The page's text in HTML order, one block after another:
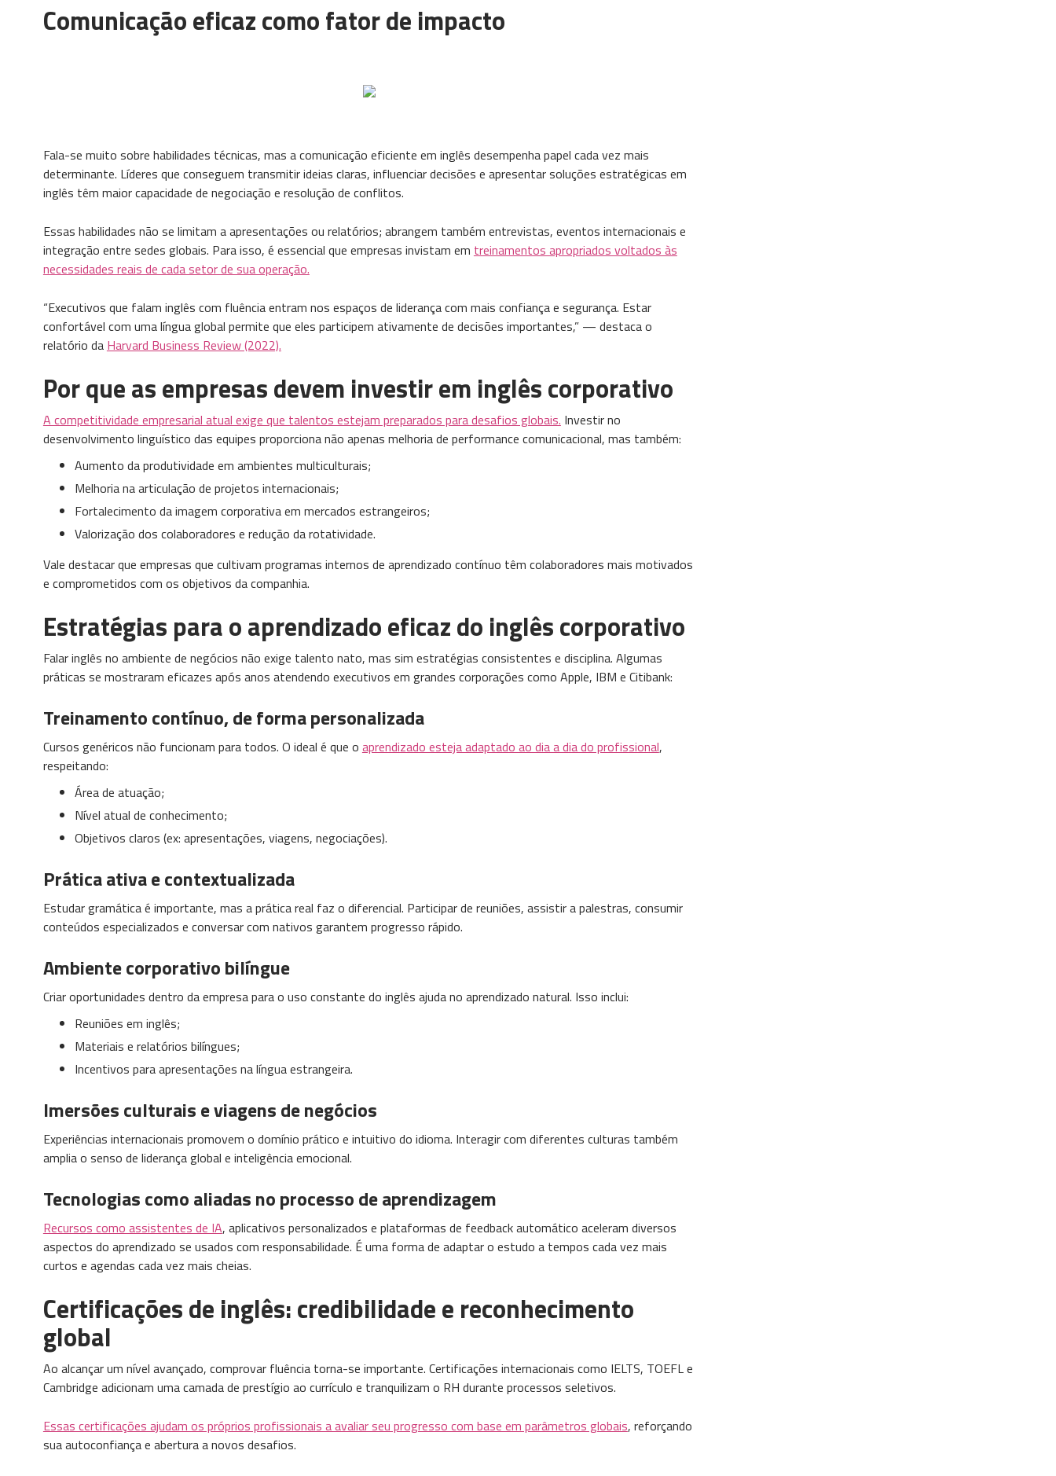
Comunicação eficaz como fator de impacto
Fala-se muito sobre habilidades técnicas, mas a comunicação eficiente em inglês desempenha papel cada vez mais
determinante. Líderes que conseguem transmitir ideias claras, influenciar decisões e apresentar soluções estratégicas em
inglês têm maior capacidade de negociação e resolução de conflitos.
Essas habilidades não se limitam a apresentações ou relatórios; abrangem também entrevistas, eventos internacionais e
integração entre sedes globais. Para isso, é essencial que empresas invistam em treinamentos apropriados voltados às
necessidades reais de cada setor de sua operação.
“Executivos que falam inglês com fluência entram nos espaços de liderança com mais confiança e segurança. Estar
confortável com uma língua global permite que eles participem ativamente de decisões importantes,” — destaca o
relatório da Harvard Business Review (2022).
Por que as empresas devem investir em inglês corporativo
A competitividade empresarial atual exige que talentos estejam preparados para desafios globais. Investir no
desenvolvimento linguístico das equipes proporciona não apenas melhoria de performance comunicacional, mas também:
Aumento da produtividade em ambientes multiculturais;
Melhoria na articulação de projetos internacionais;
Fortalecimento da imagem corporativa em mercados estrangeiros;
Valorização dos colaboradores e redução da rotatividade.
Vale destacar que empresas que cultivam programas internos de aprendizado contínuo têm colaboradores mais motivados
e comprometidos com os objetivos da companhia.
Estratégias para o aprendizado eficaz do inglês corporativo
Falar inglês no ambiente de negócios não exige talento nato, mas sim estratégias consistentes e disciplina. Algumas
práticas se mostraram eficazes após anos atendendo executivos em grandes corporações como Apple, IBM e Citibank:
Treinamento contínuo, de forma personalizada
Cursos genéricos não funcionam para todos. O ideal é que o aprendizado esteja adaptado ao dia a dia do profissional,
respeitando:
Área de atuação;
Nível atual de conhecimento;
Objetivos claros (ex: apresentações, viagens, negociações).
Prática ativa e contextualizada
Estudar gramática é importante, mas a prática real faz o diferencial. Participar de reuniões, assistir a palestras, consumir
conteúdos especializados e conversar com nativos garantem progresso rápido.
Ambiente corporativo bilíngue
Criar oportunidades dentro da empresa para o uso constante do inglês ajuda no aprendizado natural. Isso inclui:
Reuniões em inglês;
Materiais e relatórios bilíngues;
Incentivos para apresentações na língua estrangeira.
Imersões culturais e viagens de negócios
Experiências internacionais promovem o domínio prático e intuitivo do idioma. Interagir com diferentes culturas também
amplia o senso de liderança global e inteligência emocional.
Tecnologias como aliadas no processo de aprendizagem
Recursos como assistentes de IA, aplicativos personalizados e plataformas de feedback automático aceleram diversos
aspectos do aprendizado se usados com responsabilidade. É uma forma de adaptar o estudo a tempos cada vez mais
curtos e agendas cada vez mais cheias.
Certificações de inglês: credibilidade e reconhecimento
global
Ao alcançar um nível avançado, comprovar fluência torna-se importante. Certificações internacionais como IELTS, TOEFL e
Cambridge adicionam uma camada de prestígio ao currículo e tranquilizam o RH durante processos seletivos.
Essas certificações ajudam os próprios profissionais a avaliar seu progresso com base em parâmetros globais, reforçando
sua autoconfiança e abertura a novos desafios.